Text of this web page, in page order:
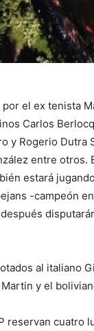
por el ex tenista
Carlos
y Rogerio Dutra
entre
estará
-campeón
al italiano
y el
reservan cuatro